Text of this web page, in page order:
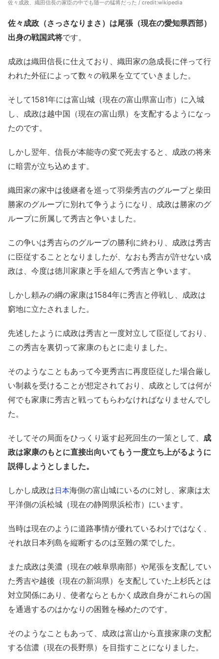
佐々成政、織田信長の家臣の中でも随一の猛将だった / credit:wikipedia
佐々成政（さっさなりまさ）は尾張（現在の愛知県西部）
出身の戦国武将です。
成政は織田信長に仕えており、織田家の急成長に伴って行
われた外征によって数々の戦果を立てていきました。
そして1581年には富山城（現在の富山県富山市）に入城
し、成政は越中国（現在の富山県）を支配するようになっ
たのです。
しかし翌年、信長が本能寺の変で死去すると、成政の将来
に暗雲が立ち込めます。
織田家の家中は後継者を巡って羽柴秀吉のグループと柴田
勝家のグループに別れて争うようになり、成政は勝家のグ
ループに所属して秀吉と争いました。
この争いは秀吉らのグループの勝利に終わり、成政は秀吉
に臣従することとなりましたが、なおも秀吉が許せない成
政は、今度は徳川家康と手を組んで秀吉と争います。
しかし頼みの綱の家康は1584年に秀吉と停戦し、成政は
窮地に立たされました。
先述したように成政は秀吉と一度対立して臣従しており、
この秀吉を裏切って家康のもとに走りました。
そのようなこともあって今更秀吉に再度臣従した場合厳し
い制裁を受けることが想定されており、成政としては何が
何でも家康に秀吉と戦ってもらわなければなりませんでし
た。
そしてその局面をひっくり返す起死回生の一策として、 成
政は家康のもとに直接出向いてもう一度立ち上がるように
説得しようとしました。
しかし成政は日本海側の富山城にいるのに対し、家康は太
平洋側の浜松城（現在の静岡県浜松市）にいます。
当時は現在のように道路事情が優れているわけではなく、
それ故日本列島を縦断するのは至難の業でした。
また成政は美濃（現在の岐阜県南部）や尾張を支配してい
た秀吉や越後（現在の新潟県）を支配していた上杉氏とは
対立関係にあり、使者ならともかく成政自身がこれらの国
を通過するのはかなりの困難を極めたのです。
そのようなこともあって、成政は富山から直接家康の支配
する信濃（現在の長野県）を目指すことになりました。